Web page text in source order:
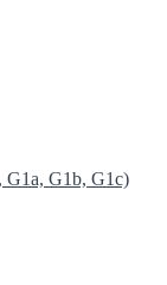
G1a, G1b, G1c)